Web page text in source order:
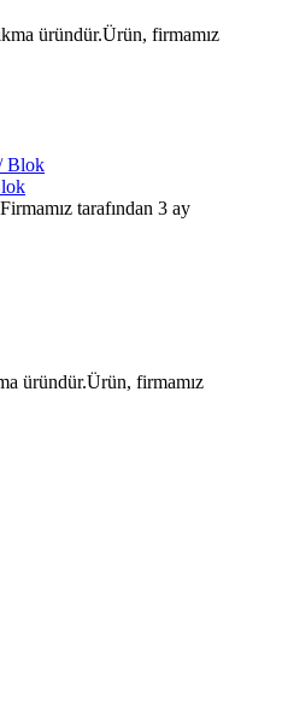
üründür.Ürün, firmamız
tarafından 3 ay
üründür.Ürün, firmamız